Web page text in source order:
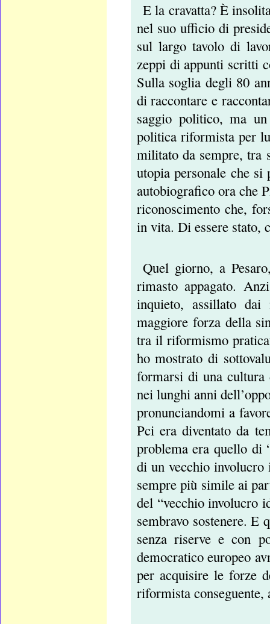
E la cravatta? È
nel suo ufficio di
sul largo tavolo di
zeppi di appunti scritti
Sulla soglia degli 80
di raccontare e
saggio politico, ma
politica riformista per
militato da sempre, tra
utopia personale che
autobiografico ora che
riconoscimento che,
in vita. Di essere stato,
Quel giorno, a
rimasto appagato.
inquieto, assillato
maggiore forza della
tra il riformismo
ho mostrato di
formarsi di una cultura
nei lunghi anni
pronunciandomi a
Pci era diventato da
problema era quello di
di un vecchio involucro
sempre più simile ai
del “vecchio involucro
sembravo sostenere.
senza riserve e con
democratico europeo
per acquisire le forze
riformista conseguente,